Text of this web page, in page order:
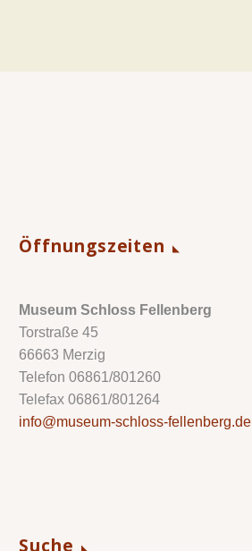
Öffnungszeiten
Museum Schloss Fellenberg
Torstraße 45
66663 Merzig
Telefon 06861/801260
Telefax 06861/801264
info@museum-schloss-fellenberg.de
Suche